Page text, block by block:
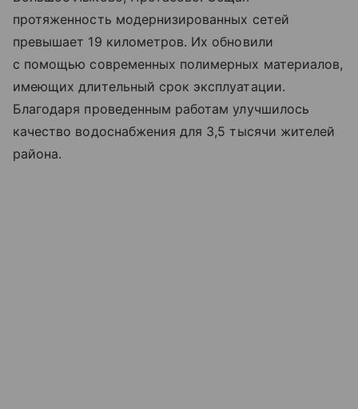
протяженность модернизированных сетей
превышает 19 километров. Их обновили
с помощью современных полимерных материалов,
имеющих длительный срок эксплуатации.
Благодаря проведенным работам улучшилось
качество водоснабжения для 3,5 тысячи жителей
района.